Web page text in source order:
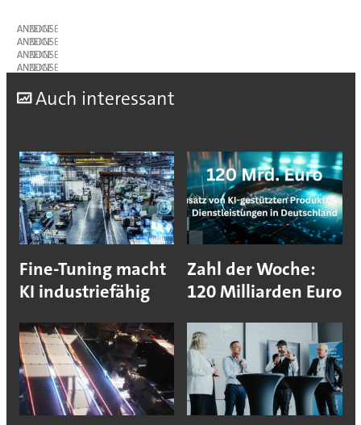
ANZEIGE
ANZEIGE
ANZEIGE
ANZEIGE
Auch interessant
Fine-Tuning macht
KI industriefähig
Zahl der Woche:
120 Milliarden Euro